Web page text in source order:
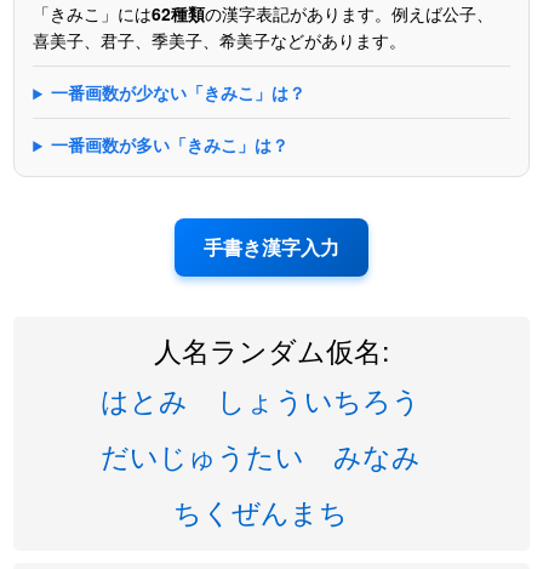
「きみこ」には62種類の漢字表記があります。例えば公子、
喜美子、君子、季美子、希美子などがあります。
一番画数が少ない「きみこ」は？
一番画数が多い「きみこ」は？
手書き漢字入力
人名ランダム仮名:
はとみ
しょういちろう
だいじゅうたい
みなみ
ちくぜんまち